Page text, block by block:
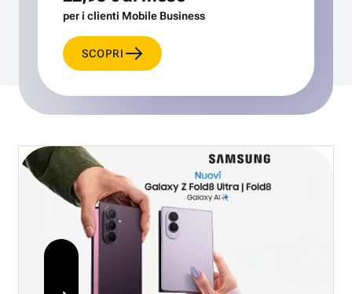
per i clienti Mobile Business
SCOPRI